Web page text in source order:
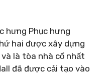
hưng Phục hưng
hai được xây dựng
là tòa nhà cổ nhất
đã được cải tạo vào